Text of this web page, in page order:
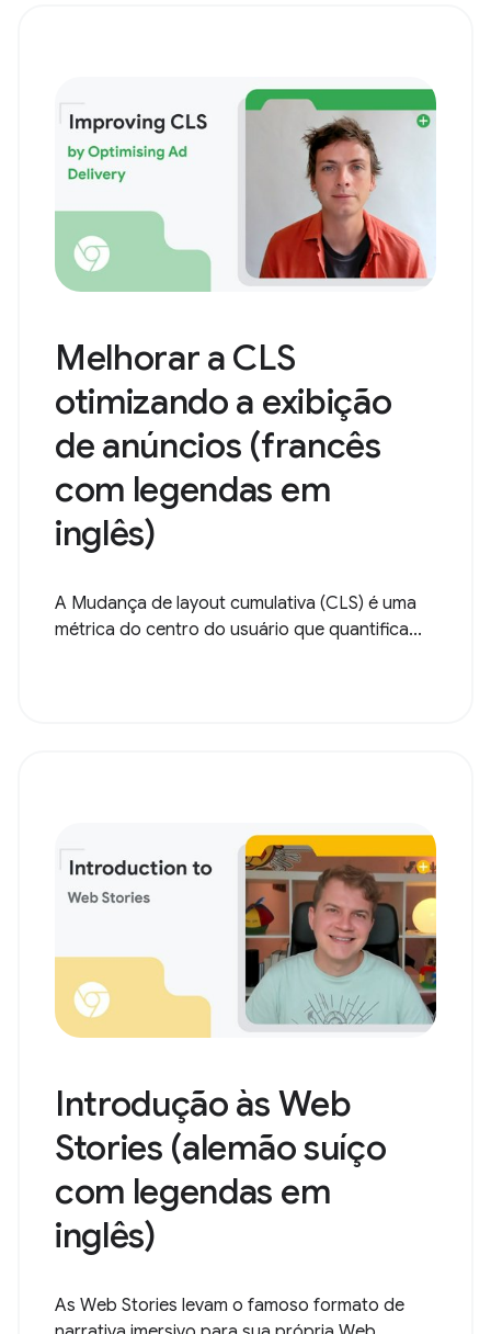
Melhorar a CLS
otimizando a exibição
de anúncios (francês
com legendas em
inglês)
A Mudança de layout cumulativa (CLS) é uma
métrica do centro do usuário que quantifica...
Introdução às Web
Stories (alemão suíço
com legendas em
inglês)
As Web Stories levam o famoso formato de